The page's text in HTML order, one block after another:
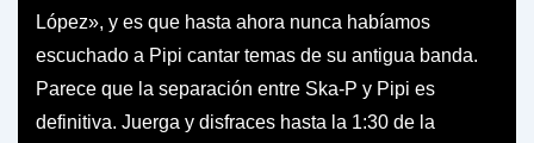
López», y es que hasta ahora nunca habíamos
escuchado a Pipi cantar temas de su antigua banda.
Parece que la separación entre Ska-P y Pipi es
definitiva. Juerga y disfraces hasta la 1:30 de la